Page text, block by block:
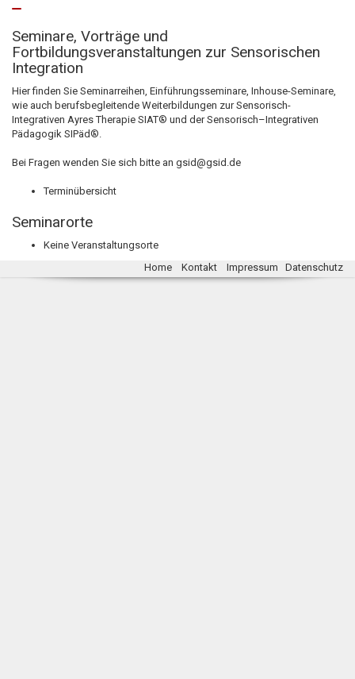
Seminare, Vorträge und
Fortbildungsveranstaltungen zur Sensorischen
Integration
Hier finden Sie Seminarreihen, Einführungsseminare, Inhouse-Seminare,
wie auch berufsbegleitende Weiterbildungen zur Sensorisch-
Integrativen Ayres Therapie SIAT® und der Sensorisch–Integrativen
Pädagogik SIPäd®.
Bei Fragen wenden Sie sich bitte an gsid@gsid.de
Terminübersicht
Seminarorte
Keine Veranstaltungsorte
Home
Kontakt Impressum Datenschutz